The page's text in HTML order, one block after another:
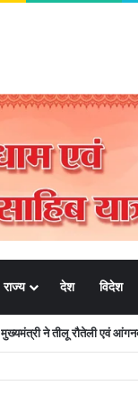
राज्य देश विदेश
मुख्यमंत्री ने तीलू रौतेली एवं